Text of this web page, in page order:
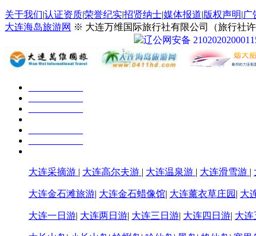
关于我们|认证资质|荣誉纪实|招贤纳士|媒体报道|版权声明|广
大连海岛旅游网 ※ 大连万维国际旅行社有限公司（旅行社
辽公网安备
大连采摘游 | 大连高尔夫游 | 大连温泉游 | 大连滑雪游 |
大连金石滩旅游| 大连金石蜡像馆| 大连薰衣草庄园 | 大
大连一日游| 大连两日游| 大连三日游| 大连四日游| 大连